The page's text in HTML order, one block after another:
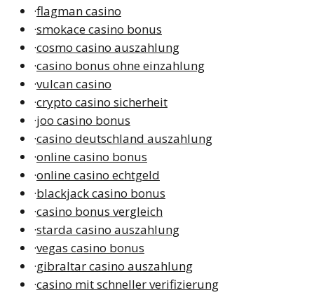
·flagman casino
·smokace casino bonus
·cosmo casino auszahlung
·casino bonus ohne einzahlung
·vulcan casino
·crypto casino sicherheit
·joo casino bonus
·casino deutschland auszahlung
·online casino bonus
·online casino echtgeld
·blackjack casino bonus
·casino bonus vergleich
·starda casino auszahlung
·vegas casino bonus
·gibraltar casino auszahlung
·casino mit schneller verifizierung